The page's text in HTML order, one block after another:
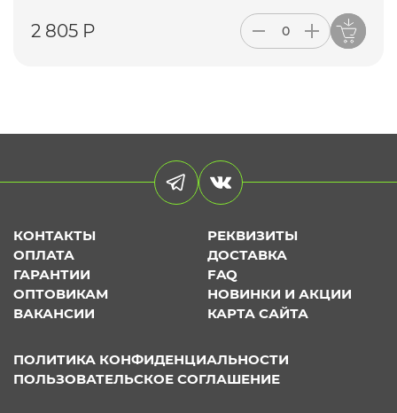
2 805 Р
КОНТАКТЫ
РЕКВИЗИТЫ
ОПЛАТА
ДОСТАВКА
ГАРАНТИИ
FAQ
ОПТОВИКАМ
НОВИНКИ И АКЦИИ
ВАКАНСИИ
КАРТА САЙТА
ПОЛИТИКА КОНФИДЕНЦИАЛЬНОСТИ
ПОЛЬЗОВАТЕЛЬСКОЕ СОГЛАШЕНИЕ